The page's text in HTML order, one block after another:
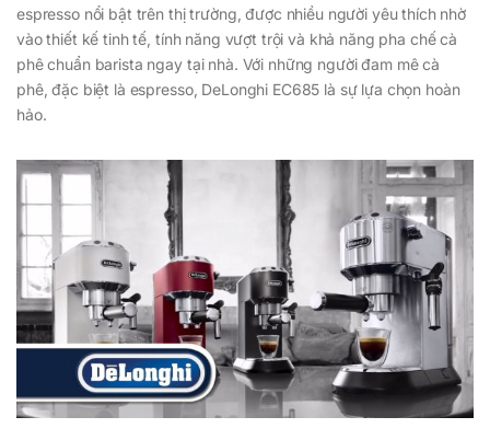
espresso nổi bật trên thị trường, được nhiều người yêu thích nhờ
vào thiết kế tinh tế, tính năng vượt trội và khả năng pha chế cà
phê chuẩn barista ngay tại nhà. Với những người đam mê cà
phê, đặc biệt là espresso, DeLonghi EC685 là sự lựa chọn hoàn
hảo.